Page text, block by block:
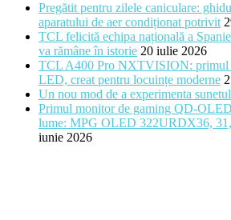
Pregătit pentru zilele caniculare:
aparatului de aer condiționat potrivit
TCL felicită echipa națională a
va rămâne în istorie 20 iulie 2026
TCL A400 Pro NXTVISION:
LED, creat pentru locuințe moderne
Un nou mod de a experimenta sunetul
Primul monitor de gaming QD-
lume: MPG OLED 322URDX36,
iunie 2026